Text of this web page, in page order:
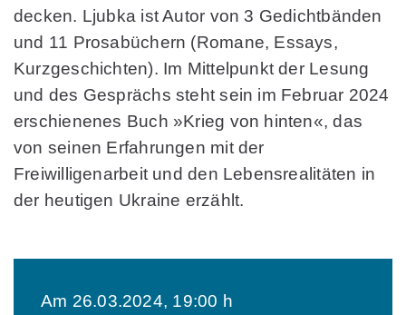
decken. Ljubka ist Autor von 3 Gedichtbänden
und 11 Prosabüchern (Romane, Essays,
Kurzgeschichten). Im Mittelpunkt der Lesung
und des Gesprächs steht sein im Februar 2024
erschienenes Buch »Krieg von hinten«, das
von seinen Erfahrungen mit der
Freiwilligenarbeit und den Lebensrealitäten in
der heutigen Ukraine erzählt.
Am 26.03.2024, 19:00 h